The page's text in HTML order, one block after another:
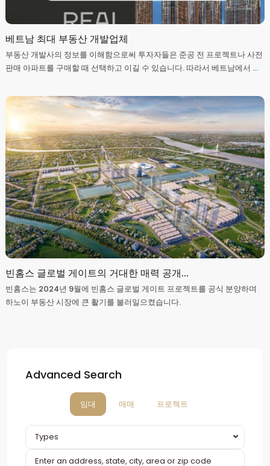
베트남 최대 부동산 개발업체
부동산 개발사의 정보를 이해함으로써 투자자들은 준공 전 프로젝트나 사전
판매 아파트를 구매할 때 선택하고 이길 수 있습니다. 따라서 베트남에서 ...
빈홈스 글로벌 게이트의 거대한 매력 공개...
빈홈스는 2024년 9월에 빈홈스 글로벌 게이트 프로젝트를 공식 분양하며
하노이 부동산 시장에 큰 활기를 불러일으켰습니다.
Advanced Search
임대 매매 프로젝트
Types